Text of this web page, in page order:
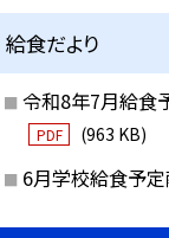
給食だより
令和8年7月給食
PDF (963 KB)
6月学校給食予